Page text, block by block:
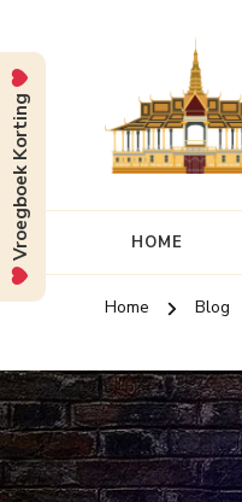
HOME
Home Blog
Vroegboek Korting